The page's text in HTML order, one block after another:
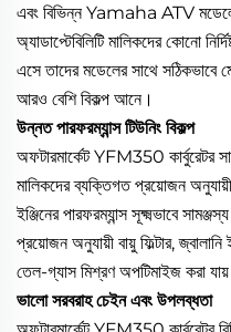
এবং বিভিন্ন Yamaha ATV
অ্যাডাপ্টেবিলিটি মালিকদের কোনো
এসে তাদের মডেলের সাথে
আরও বেশি বিকল্প আনে।
উন্নত পারফরম্যান্স টিউনিং বিকল্প
অফটারমার্কেট YFM350 কার্বুরেটর
মালিকদের ব্যক্তিগত প্রয়োজন অনুযায়ী
ইঞ্জিনের পারফরম্যান্স সূক্ষ্মভাবে
প্রয়োজন অনুযায়ী বায়ু ফিল্টার,
তেল-গ্যাস মিশ্রণ অপটিমাইজ করা যায়
ভালো সরবরাহ চেইন এবং উপলব্ধতা